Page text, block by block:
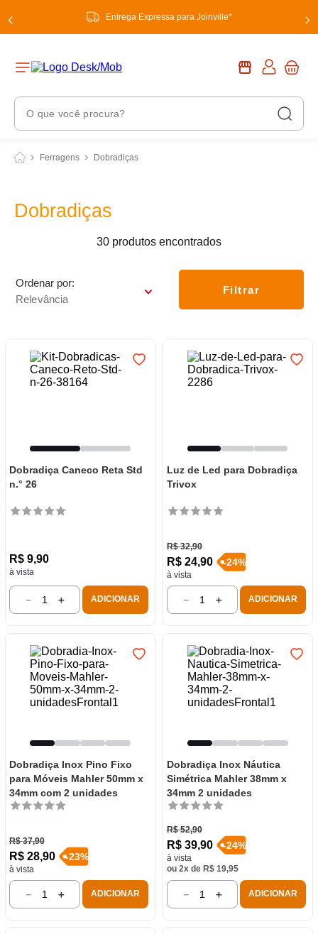
Entrega Expressa para Joinville*
O que você procura?
Ferragens Dobradiças
Dobradiças
30 produtos
Ordenar por
Relevância
Filtrar
Dobradiça Caneco Reta Std
n.° 26
R$ 9,90
à vista
＋
－ ADICIONAR
Luz de Led para Dobradiça
Trivox
R$ 32,90
R$ 24,90
à vista
-24%
＋
－ ADICIONAR
Dobradiça Inox Pino Fixo
para Móveis Mahler 50mm x
34mm com 2 unidades
R$ 37,90
R$ 28,90
à vista
-23%
＋
－ ADICIONAR
Dobradiça Inox Náutica
Simétrica Mahler 38mm x
34mm 2 unidades
R$ 52,90
R$ 39,90
à vista
-24%
ou 2x de R$ 19,95
＋
－ ADICIONAR
Termos Mais Buscados
2 º
5º
6º luminária
8º panelas
9º varal